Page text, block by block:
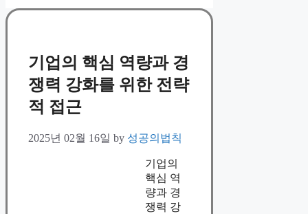
기업의 핵심 역량과 경
쟁력 강화를 위한 전략
적 접근
2025년 02월 16일 by 성공의법칙
기업의
핵심 역
량과 경
쟁력 강